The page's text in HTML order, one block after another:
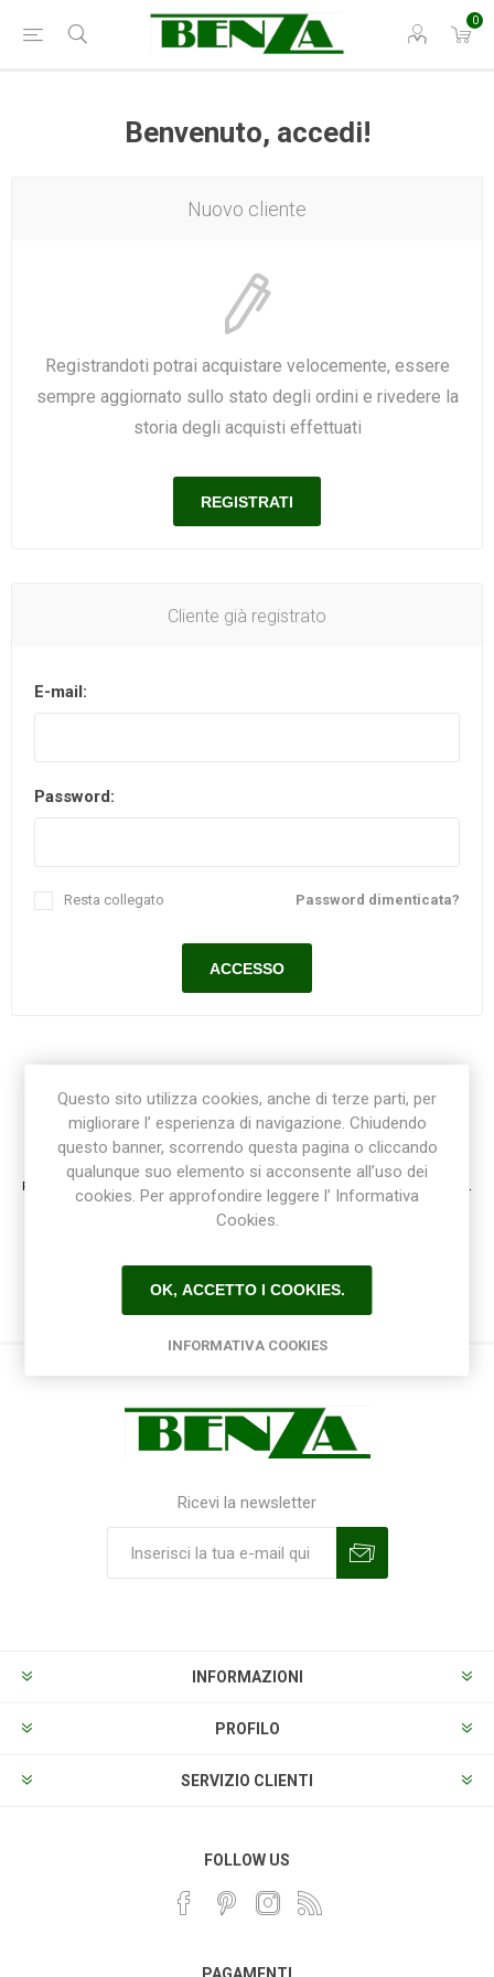
0
Benvenuto, accedi!
Nuovo cliente
Registrandoti potrai acquistare velocemente, essere
sempre aggiornato sullo stato degli ordini e rivedere la
storia degli acquisti effettuati
Cliente già registrato
E-mail:
Password:
Password dimenticata?
Resta collegato
Registrazione / Login
Registrati e accedi al sito per ottenere l'esperienza migliore e ottenere tutti i vantaggi.
Ricevi la newsletter
INFORMAZIONI
PROFILO
SERVIZIO CLIENTI
FOLLOW US
Questo sito utilizza cookies, anche di terze parti, per
migliorare l’ esperienza di navigazione. Chiudendo
questo banner, scorrendo questa pagina o cliccando
qualunque suo elemento si acconsente all’uso dei
cookies. Per approfondire leggere l’ Informativa
Cookies.
OK, ACCETTO I COOKIES.
INFORMATIVA COOKIES